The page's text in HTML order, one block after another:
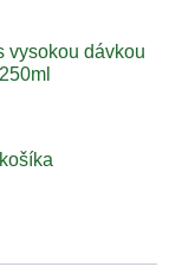
vysokou dávkou